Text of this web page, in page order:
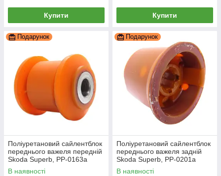
Купити Купити
Подарунок
Поліуретановий сайлентблок
переднього важеля передній
Skoda Superb, PP-0163a
В наявності
Подарунок
Поліуретановий сайлентблок
переднього важеля задній
Skoda Superb, PP-0201a
В наявності